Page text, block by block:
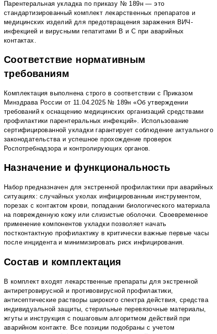
Парентеральная укладка по приказу № 189н — это
стандартизированный комплект лекарственных препаратов и
медицинских изделий для предотвращения заражения ВИЧ-
инфекцией и вирусными гепатитами В и С при аварийных
контактах.
Соответствие нормативным
требованиям
Комплектация выполнена строго в соответствии с Приказом
Минздрава России от 11.04.2025 № 189н «Об утверждении
требований к оснащению медицинских организаций средствами
профилактики парентеральных инфекций». Использование
сертифицированной укладки гарантирует соблюдение актуального
законодательства и успешное прохождение проверок
Роспотребнадзора и контролирующих органов.
Назначение и функциональность
Набор предназначен для экстренной профилактики при аварийных
ситуациях: случайных уколах инфицированным инструментом,
порезах с контактом крови, попадании биологического материала
на поврежденную кожу или слизистые оболочки. Своевременное
применение компонентов укладки позволяет начать
постконтактную профилактику в критически важные первые часы
после инцидента и минимизировать риск инфицирования.
Состав и комплектация
В комплект входят лекарственные препараты для экстренной
антиретровирусной и противовирусной профилактики,
антисептические растворы широкого спектра действия, средства
индивидуальной защиты, стерильные перевязочные материалы,
жгуты и инструкция с пошаговым алгоритмом действий при
аварийном контакте. Все позиции подобраны с учетом